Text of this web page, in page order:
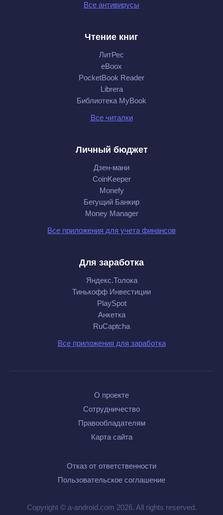
Все антивирусы
Чтение книг
ЛитРес
eBoox
PocketBook Reader
Librera
Библиотека MyBook
Все читалки
Личный бюджет
Дзен-мани
CoinKeeper
Monefy
Бегущий Банкир
Money Manager
Все приложения для учета финансов
Для заработка
Яндекс.Толока
Тинькофф Инвестиции
PlaySpot
Анкетка
RuCaptcha
Все приложения для заработка
О проекте
Сотрудничество
Правообладателям
Карта сайта
Отказ от ответственности
Пользовательское соглашение
Copyright © a-android.com 2026. All rights reserved.